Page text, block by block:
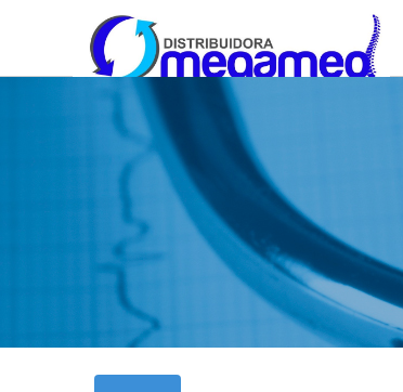
OmegaMed Sureste
OmegaMed Sureste